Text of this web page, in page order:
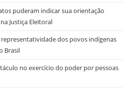
puderam indicar sua orientação
Justiça Eleitoral
dos povos indígenas
Brasil
no exercício do poder por pessoas